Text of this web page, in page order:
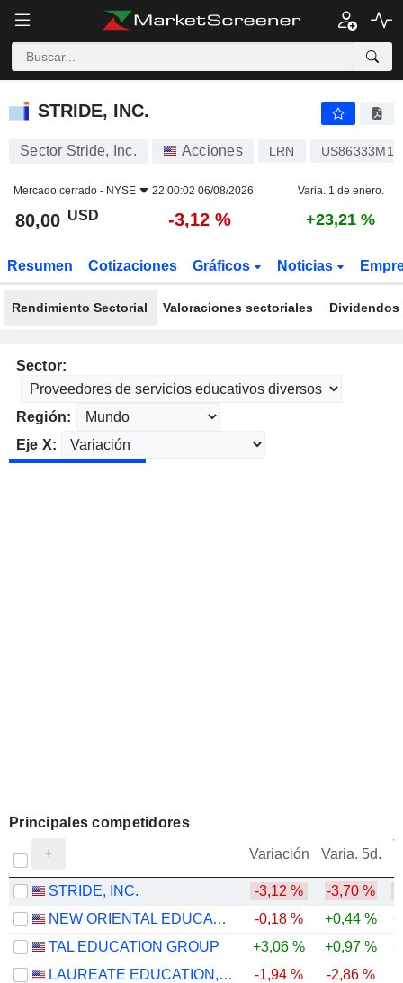
STRIDE, INC.
STRIDE, INC.
Sector Stride, Inc. Acciones LRN
Mercado cerrado - NYSE 22:00:02 06/08/2026 Varia. 1 de enero.
80,00 USD -3,12 % +23,21 %
Resumen Cotizaciones Gráficos Noticias
Rendimiento Sectorial Valoraciones sectoriales
Sector:
Región:
Eje X:
Principales competidores
Variación Varia. 5d.
STRIDE, INC. -3,12 % -3,70 %
NEW ORIENTAL EDUCATION & TECHNOLOGY GROUP INC.
-0,18 % +0,44 %
TAL EDUCATION GROUP
+3,06 % +0,97 %
LAUREATE EDUCATION, INC.
-1,94 % -2,86 %